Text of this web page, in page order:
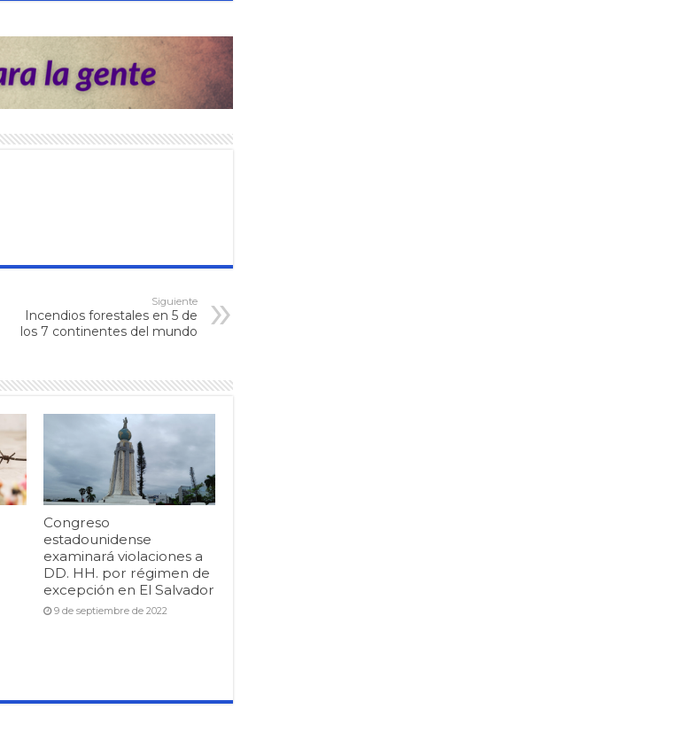
Siguiente
Incendios forestales en 5 de
los 7 continentes del mundo
Congreso
estadounidense
examinará violaciones a
DD. HH. por régimen de
excepción en El Salvador
9 de septiembre de 2022